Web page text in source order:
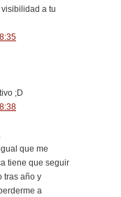
a tu
;D
que me
tiene que seguir
tras año y
a